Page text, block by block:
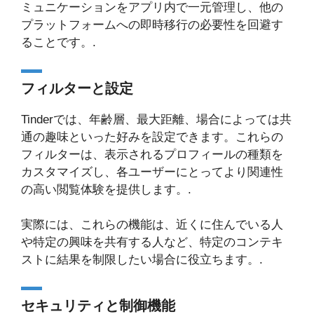
ミュニケーションをアプリ内で一元管理し、他の
プラットフォームへの即時移行の必要性を回避す
ることです。.
フィルターと設定
Tinderでは、年齢層、最大距離、場合によっては共
通の趣味といった好みを設定できます。これらの
フィルターは、表示されるプロフィールの種類を
カスタマイズし、各ユーザーにとってより関連性
の高い閲覧体験を提供します。.
実際には、これらの機能は、近くに住んでいる人
や特定の興味を共有する人など、特定のコンテキ
ストに結果を制限したい場合に役立ちます。.
セキュリティと制御機能